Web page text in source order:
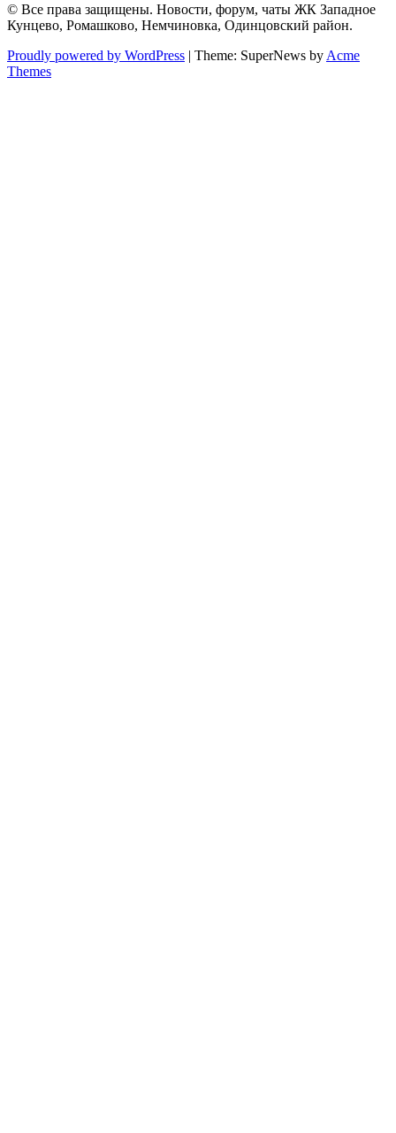
© Все права защищены. Новости, форум, чаты ЖК Западное
Кунцево, Ромашково, Немчиновка, Одинцовский район.
Proudly powered by WordPress | Theme: SuperNews by Acme
Themes